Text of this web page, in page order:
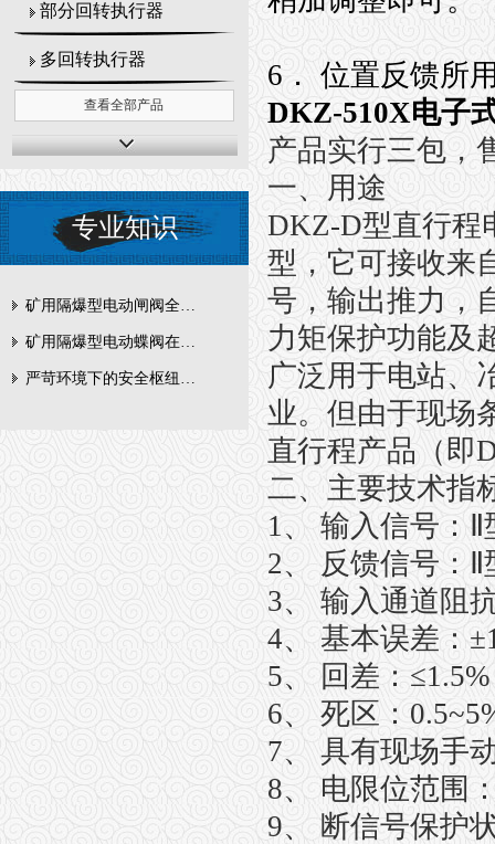
部分回转执行器
多回转执行器
查看全部产品
专业知识
矿用隔爆型电动闸阀全周期维护与故障排查要点
矿用隔爆型电动蝶阀在瓦斯管道控制中的防爆设计与安全标准解析
严苛环境下的安全枢纽：矿用隔爆型电动闸阀的技术剖析
6． 位置反馈所
DKZ-510X电子
产品实行三包，
一、用途
DKZ-D型直行程
型，它可接收来
号，输出推力，
力矩保护功能及
广泛用于电站、
业。但由于现场
直行程产品（即
二、主要技术指
1、 输入信号：
2、 反馈信号：
3、 输入通道阻
4、 基本误差：
5、 回差：
6、 死区：
7、 具有现场手
8、 电限位范围
9、 断信号保护